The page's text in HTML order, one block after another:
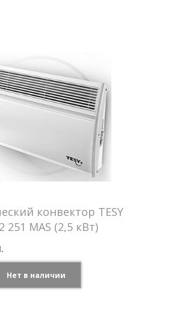
сети
220 В
2 года
конвектор TESY
251 MAS (2,5 кВт)
Нет в наличии